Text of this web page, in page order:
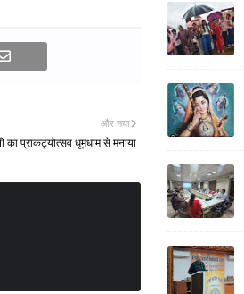
और नया
का प्राकट्योत्सव धूमधाम से मनाया